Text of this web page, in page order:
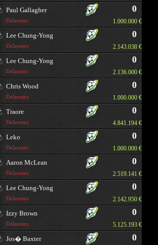
Paul Gallagher
Delantero
0
1.000.000 €
Lee Chung-Yong
Delantero
0
2.143.038 €
Lee Chung-Yong
Delantero
0
2.136.000 €
Chris Wood
Delantero
0
1.000.000 €
Traore
Delantero
0
4.841.194 €
Leko
Delantero
0
1.000.000 €
Aaron McLean
Delantero
0
2.519.141 €
Lee Chung-Yong
Delantero
0
2.142.950 €
Izzy Brown
Delantero
0
5.125.193 €
Jos� Baxter 0